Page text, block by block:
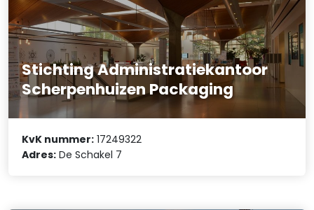
Stichting Administratiekantoor
Scherpenhuizen Packaging
KvK nummer: 17249322
Adres: De Schakel 7